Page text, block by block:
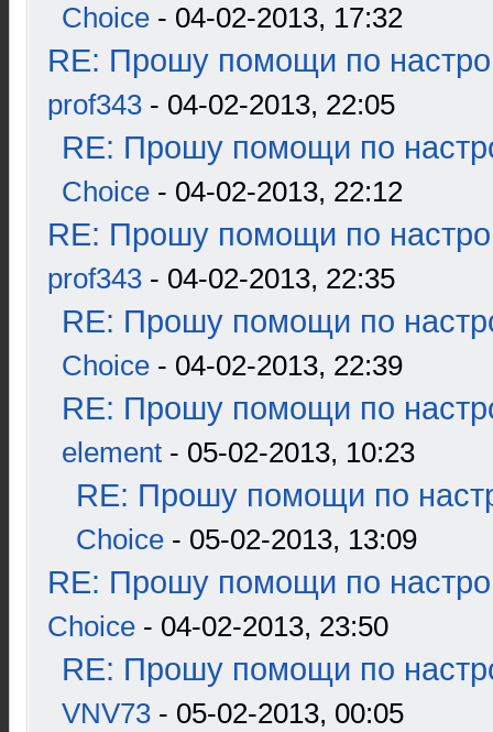
Choice - 04-02-2013, 17:32
RE: Прошу помощи по
prof343 - 04-02-2013, 22:05
RE: Прошу помощи по
Choice - 04-02-2013, 22:12
RE: Прошу помощи по
prof343 - 04-02-2013, 22:35
RE: Прошу помощи по
Choice - 04-02-2013, 22:39
RE: Прошу помощи по
element - 05-02-2013, 10:23
RE: Прошу помощи по
Choice - 05-02-2013, 13:09
RE: Прошу помощи по
Choice - 04-02-2013, 23:50
RE: Прошу помощи по
VNV73 - 05-02-2013, 00:05